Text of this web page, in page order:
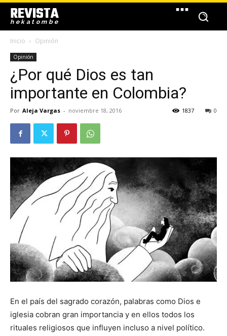
REVISTA
hekatombe
Inicio Opinión
Opinión
¿Por qué Dios es tan
importante en Colombia?
Por Aleja Vargas - noviembre 18, 2016 0
1837
En el país del sagrado corazón, palabras como Dios e
iglesia cobran gran importancia y en ellos todos los
rituales religiosos que influyen incluso a nivel político.